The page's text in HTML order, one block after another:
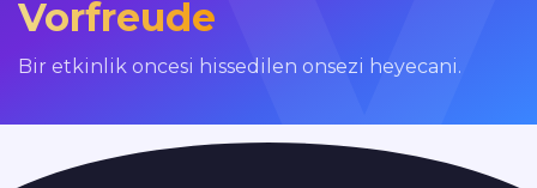
Vorfreude
Bir etkinlik oncesi hissedilen onsezi heyecani.